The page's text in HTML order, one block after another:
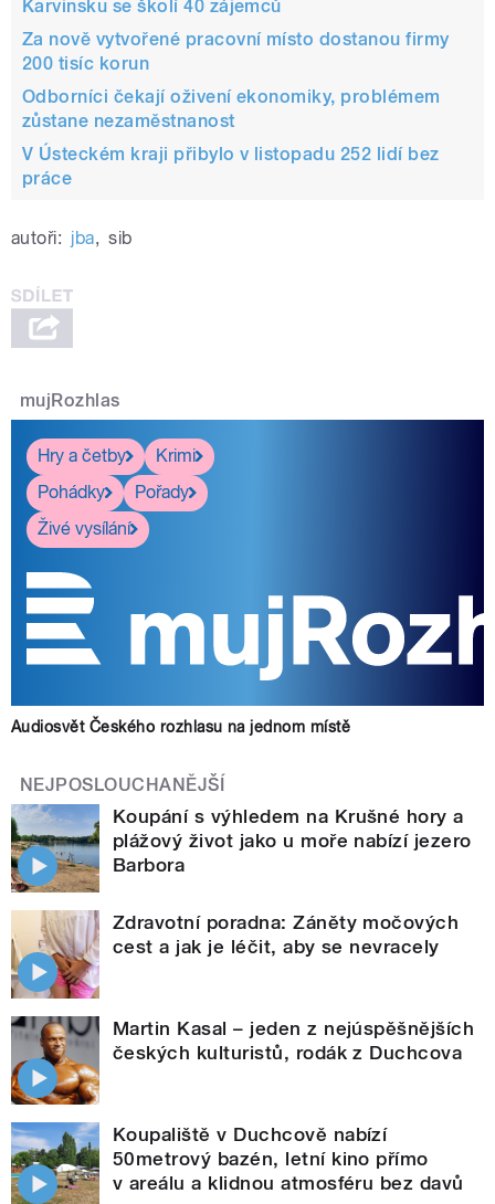
Karvinsku se školí 40 zájemců
Za nově vytvořené pracovní místo dostanou firmy
200 tisíc korun
Odborníci čekají oživení ekonomiky, problémem
zůstane nezaměstnanost
V Ústeckém kraji přibylo v listopadu 252 lidí bez
práce
autoři: jba, sib
mujRozhlas
Hry a četby
Krimi
Pohádky
Pořady
Živé vysílání
Audiosvět Českého rozhlasu na jednom místě
NEJPOSLOUCHANĚJŠÍ
Koupání s výhledem na Krušné hory a
plážový život jako u moře nabízí jezero
Barbora
Zdravotní poradna: Záněty močových
cest a jak je léčit, aby se nevracely
Martin Kasal – jeden z nejúspěšnějších
českých kulturistů, rodák z Duchcova
Koupaliště v Duchcově nabízí
50metrový bazén, letní kino přímo
v areálu a klidnou atmosféru bez davů